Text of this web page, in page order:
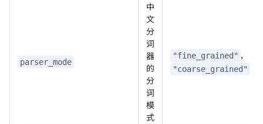
parser_mode
中
文
分
词
器
的
分
词
模
式
"fine_grained" ,
"coarse_grained"